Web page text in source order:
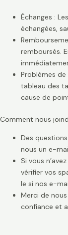
Échanges :
échangées,
remboursés.
Problèmes
tableau des
cause de
Comment nous
Des
nous un e-
Si vous
vérifier vos
le si nos e-
Merci de
confiance et